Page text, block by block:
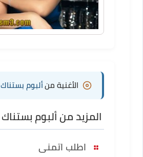
الأغنية منألبوم بستناك
المزيد من ألبوم بستناك
اطلب اتمنى